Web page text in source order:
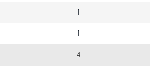
1
1
4